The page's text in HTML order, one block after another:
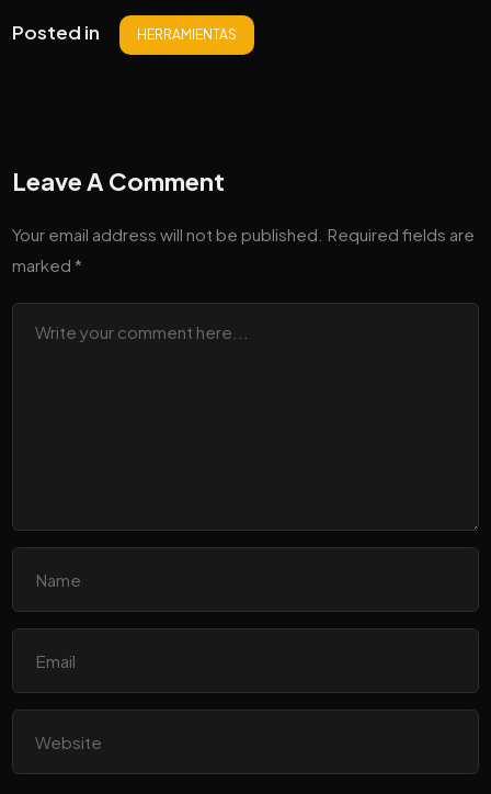
Posted in HERRAMIENTAS
Leave A Comment
Your email address will not be published. Required fields are
marked *